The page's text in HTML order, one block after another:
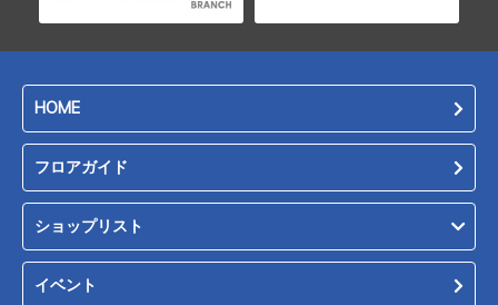
HOME
フロアガイド
ショップリスト
イベント